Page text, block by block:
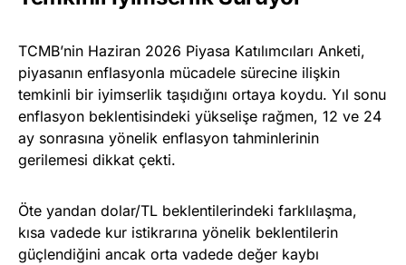
TCMB’nin Haziran 2026 Piyasa Katılımcıları Anketi,
piyasanın enflasyonla mücadele sürecine ilişkin
temkinli bir iyimserlik taşıdığını ortaya koydu. Yıl sonu
enflasyon beklentisindeki yükselişe rağmen, 12 ve 24
ay sonrasına yönelik enflasyon tahminlerinin
gerilemesi dikkat çekti.
Öte yandan dolar/TL beklentilerindeki farklılaşma,
kısa vadede kur istikrarına yönelik beklentilerin
güçlendiğini ancak orta vadede değer kaybı